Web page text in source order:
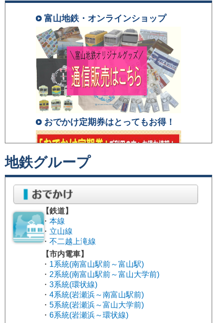
富山地鉄・オンラインショップ
おでかけ定期券はとってもお得！
ゴールデンボウルＬＩＮＥ会員募
集中！
地鉄グループ
【鉄道】
・ 本線
・ 立山線
・ 不二越上滝線
【市内電車】
・ 1系統(南富山駅前～富山駅)
・ 2系統(南富山駅前～富山大学前)
・ 3系統(環状線)
・ 4系統(岩瀬浜～南富山駅前)
・ 5系統(岩瀬浜～富山大学前)
・ 6系統(岩瀬浜～環状線)